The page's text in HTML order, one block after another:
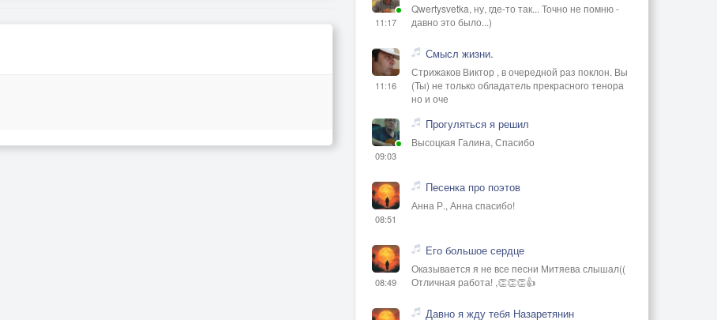
11:17
Qwertysvetka, ну, где-то так... Точно не помню -
давно это было...)
11:16
Смысл жизни.
Стрижаков Виктор , в очередной раз поклон. Вы
(Ты) не только обладатель прекрасного тенора
но и оче
09:03
Прогуляться я решил
Высоцкая Галина, Спасибо
08:51
Песенка про поэтов
Анна Р., Анна спасибо!
08:49
Его большое сердце
Оказывается я не все песни Митяева слышал((
Отличная работа! ,👏👏👏👍
Давно я жду тебя Назаретянин